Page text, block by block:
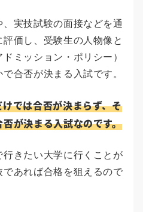
実技試験の面接などを通
価し、受験生の人物像と
ミッション・ポリシー）
合否が決まる入試です。
では合否が決まらず、そ
が決まる入試なのです。
きたい大学に行くことが
あれば合格を狙えるので